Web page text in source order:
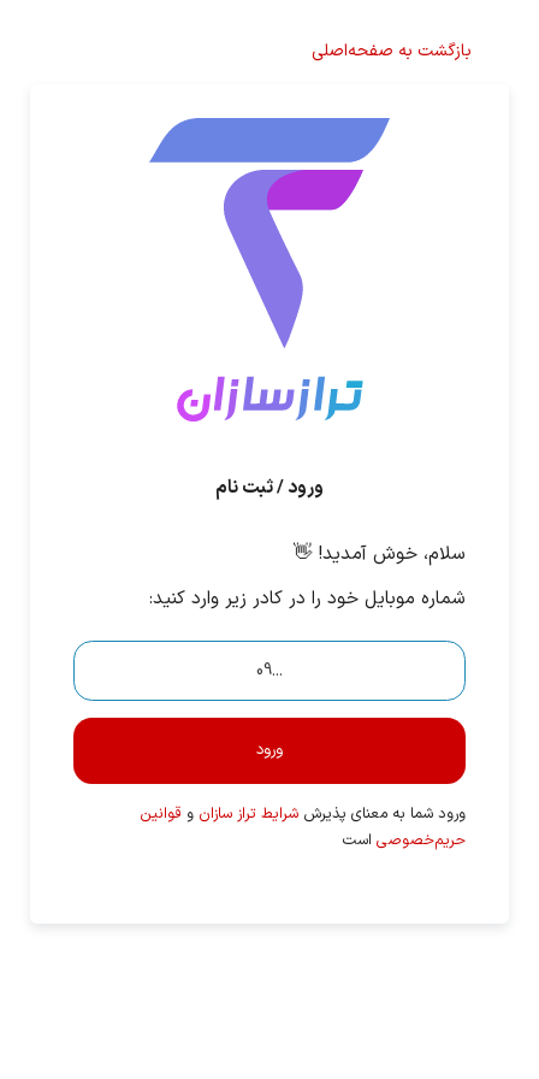
بازگشت به صفحه‌اصلی
ورود / ثبت نام
سلام، خوش آمدید! 👋
شماره موبایل خود را در کادر زیر وارد کنید:
ورود
ورود شما به معنای پذیرش شرایط تراز سازان و قوانین
حریم‌خصوصیاست